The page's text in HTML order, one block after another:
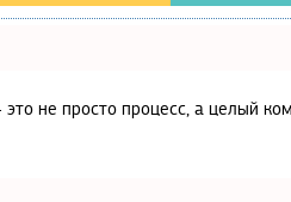
не просто процесс, а целый